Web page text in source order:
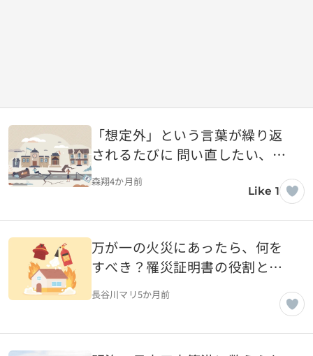
「想定外」という言葉が繰り返
されるたびに 問い直したい、日
本の防災の本質
森翔4か月前
Like 1
万が一の火災にあったら、何を
すべき？罹災証明書の役割と申
請のポイント
長谷川マリ5か月前